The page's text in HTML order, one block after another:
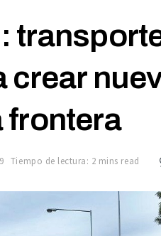
crear
frontera
Tiempo de lectura: 2 mins read